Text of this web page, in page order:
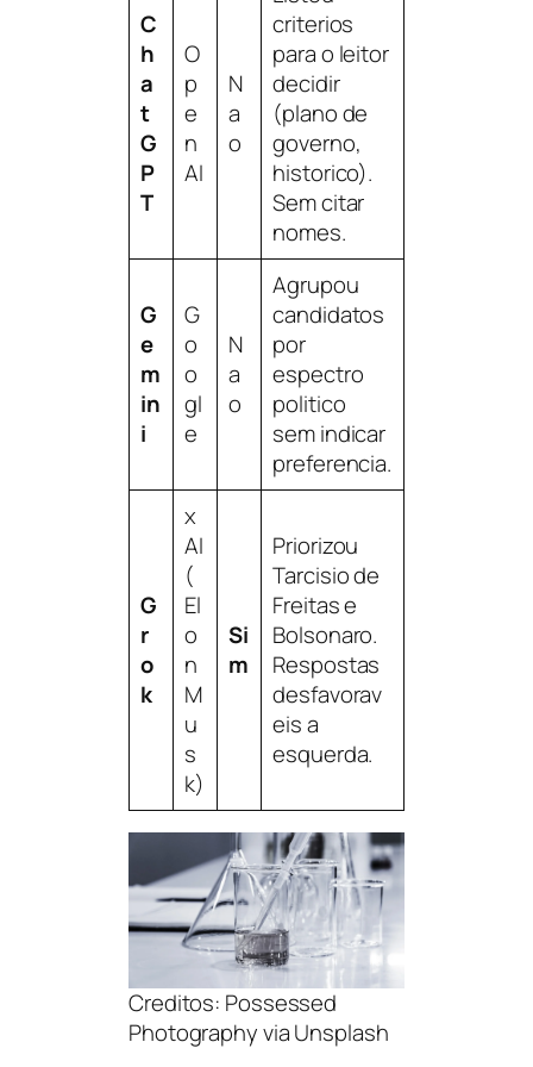
C
h
a
t
G
P
T
O
p
e
n
AI
N
a
o
criterios
para o leitor
decidir
(plano de
governo,
historico).
Sem citar
nomes.
G
e
m
in
i
G
o
o
gl
e
N
a
o
Agrupou
candidatos
por
espectro
politico
sem indicar
preferencia.
G
r
o
k
x
AI
(
El
o
n
M
u
s
k)
Si
m
Priorizou
Tarcisio de
Freitas e
Bolsonaro.
Respostas
desfavorav
eis a
esquerda.
Creditos: Possessed
Photography via Unsplash